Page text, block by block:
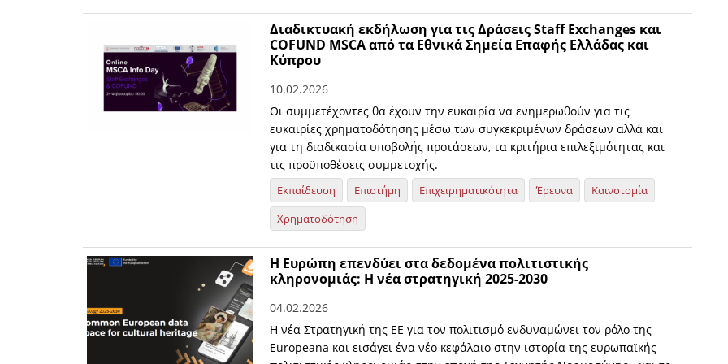
Διαδικτυακή εκδήλωση για τις Δράσεις Staff Exchanges και
COFUND MSCA από τα Εθνικά Σημεία Επαφής Ελλάδας και
Κύπρου
10.02.2026
Οι συμμετέχοντες θα έχουν την ευκαιρία να ενημερωθούν για τις
ευκαιρίες χρηματοδότησης μέσω των συγκεκριμένων δράσεων αλλά και
για τη διαδικασία υποβολής προτάσεων, τα κριτήρια επιλεξιμότητας και
τις προϋποθέσεις συμμετοχής.
Εκπαίδευση Επιστήμη Επιχειρηματικότητα Έρευνα
Καινοτομία
Χρηματοδότηση
Η Ευρώπη επενδύει στα δεδομένα πολιτιστικής
κληρονομιάς: H νέα στρατηγική 2025-2030
04.02.2026
Η νέα Στρατηγική της ΕΕ για τον πολιτισμό ενδυναμώνει τον ρόλο της
Europeana και εισάγει ένα νέο κεφάλαιο στην ιστορία της ευρωπαϊκής